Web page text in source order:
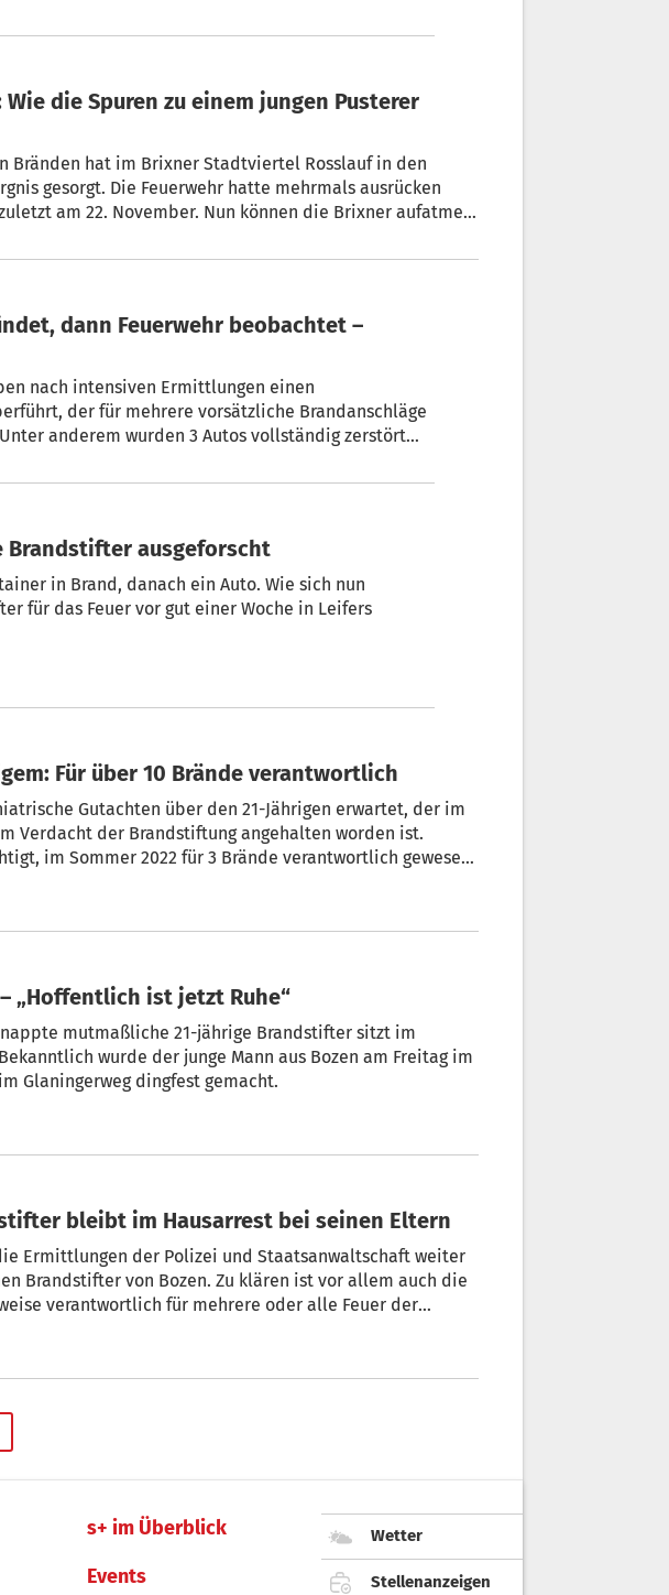
Bränden hat im Brixner Stadtviertel Rosslauf in den
gesorgt. Die Feuerwehr hatte mehrmals ausrücken
am 22. November. Nun können die Brixner aufatmen:
nach intensiven Ermittlungen einen
der für mehrere vorsätzliche Brandanschläge
anderem wurden 3 Autos vollständig zerstört
 Leifers: Mutmaßliche Brandstifter ausgeforscht
in Brand, danach ein Auto. Wie sich nun
Für über 10 Brände verantwortlich
Gutachten über den 21-Jährigen erwartet, der im
Verdacht der Brandstiftung angehalten worden ist.
im Sommer 2022 für 3 Brände verantwortlich gewesen
 Brandstifter gefasst – „Hoffentlich ist jetzt Ruhe“
21-jährige Brandstifter sitzt im
wurde der junge Mann aus Bozen am Freitag im
Glaningerweg dingfest gemacht.
 Mutmaßlicher Brandstifter bleibt im Hausarrest bei seinen Eltern
Ermittlungen der Polizei und Staatsanwaltschaft weiter
Brandstifter von Bozen. Zu klären ist vor allem auch die
verantwortlich für mehrere oder alle Feuer der
s+ im Überblick
Events
Wetter
Stellenanzeigen